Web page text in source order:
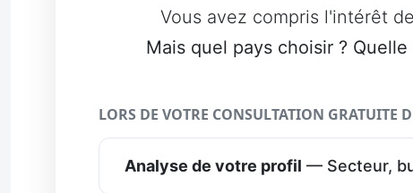
Vous avez compris l'intérêt
Mais quel pays choisir ?
LORS DE VOTRE CONSULTATION GRATUITE
Analyse de votre profil — Secteur,